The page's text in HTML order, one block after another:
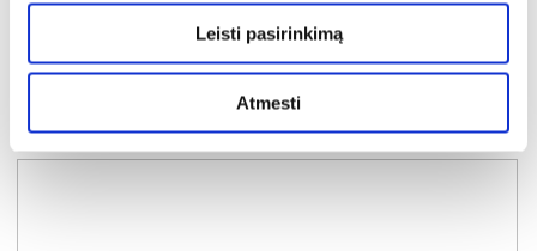
Leisti pasirinkimą
Atmesti
124€